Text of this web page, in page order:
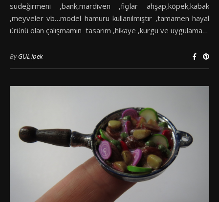
sudeğirmeni ,bank,mardiven ,fıçılar ahşap,köpek,kabak
,meyveler vb…model hamuru kullanılmıştır ,tamamen hayal
ürünü olan çalışmamın tasarım ,hikaye ,kurgu ve uygulama…
ByGÜL ipek